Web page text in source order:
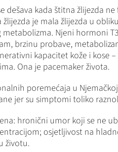
dešava kada štitna žlijezda
je mala žlijezda u
Njeni hormoni
brzinu probave,
kapacitet kože i
Ona je pacemaker života.
poremećaja u
jer su simptomi toliko
hronični umor koji se ne
osjetljivost na
životu.